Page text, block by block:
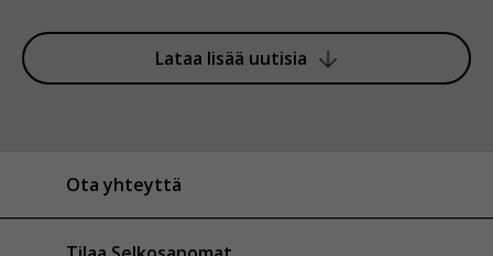
Lataa lisää uutisia
Ota yhteyttä